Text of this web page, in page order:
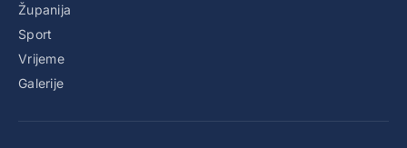
Županija
Sport
Vrijeme
Galerije